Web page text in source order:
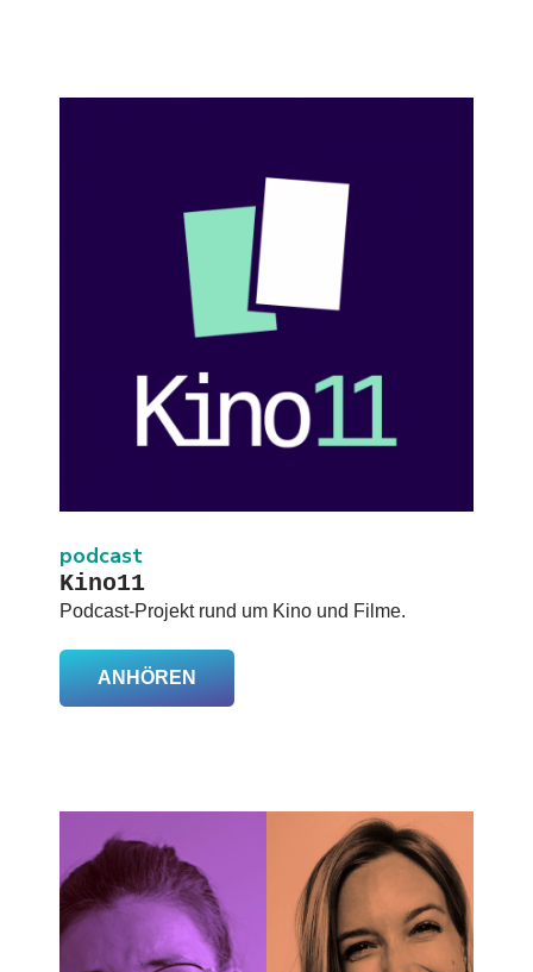
podcast
Kino11
Podcast-Projekt rund um Kino und Filme.
ANHÖREN